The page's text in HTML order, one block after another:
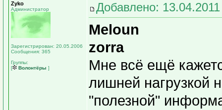
Zyko
Администратор
Зарегистрирован: 20.05.2006
Сообщения: 365
Группы:
[
Волонтёры ]
Добавлено:
Meloun
zorra
Мне всё ещё
лишней нагрузкой
"полезной"